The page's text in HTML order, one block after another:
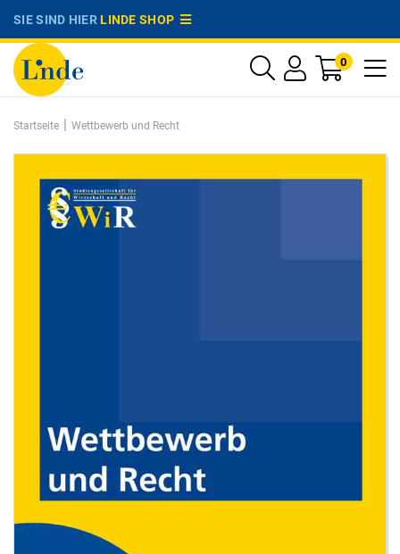
SIE SIND HIERLINDE SHOP
0
Startseite | Wettbewerb und Recht